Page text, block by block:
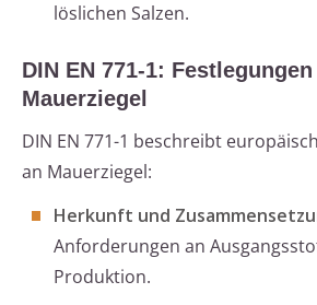
löslichen Salzen.
DIN EN 771-1:
Mauerziegel
DIN EN 771-1 beschreibt
an Mauerziegel:
Herkunft und
Anforderungen an
Produktion.